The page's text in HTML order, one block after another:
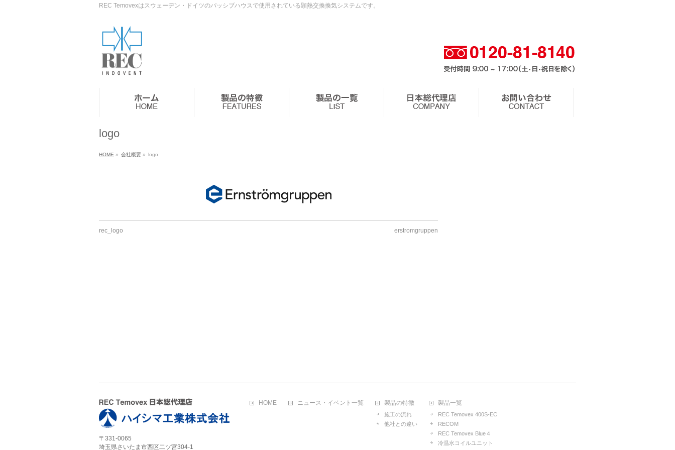
REC Temovexはスウェーデン・ドイツのパッシブハウスで使用されている顕熱交換換気システムです。
logo
HOME » 会社概要 » logo
rec_logo erstromgruppen
〒331-0065
埼玉県さいたま市西区二ツ宮304-1
HOME ニュース・イベント一覧 製品の特徴
施工の流れ
他社との違い
製品一覧
REC Temovex 400S-EC
RECOM
REC Temovex Blue４
冷温水コイルユニット